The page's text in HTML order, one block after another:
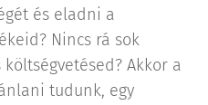
és eladni a
Nincs rá sok
Akkor a
tudunk, egy